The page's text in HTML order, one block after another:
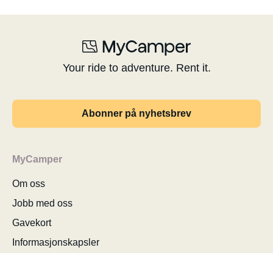
Your ride to adventure. Rent it.
Abonner på nyhetsbrev
MyCamper
Om oss
Jobb med oss
Gavekort
Informasjonskapsler